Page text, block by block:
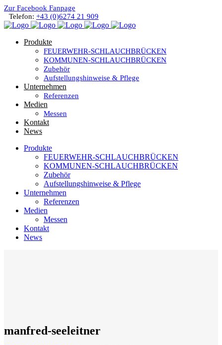
Zur Facebook Fanpage
Telefon: +43 (0)6274 21 909
Produkte
FEUERWEHR-SCHLAUCHBRÜCKEN
KOMMUNEN-SCHLAUCHBRÜCKEN
Zubehör
Aufstellungshinweise & Pflege
Unternehmen
Referenzen
Medien
Messen
Kontakt
News
Produkte
FEUERWEHR-SCHLAUCHBRÜCKEN
KOMMUNEN-SCHLAUCHBRÜCKEN
Zubehör
Aufstellungshinweise & Pflege
Unternehmen
Referenzen
Medien
Messen
Kontakt
News
manfred-seeleitner